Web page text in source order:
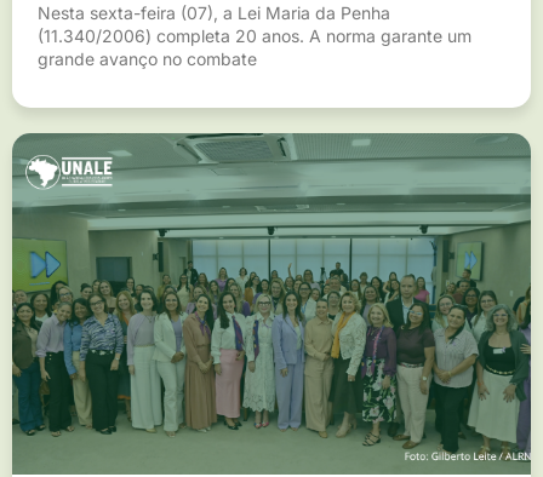
Nesta sexta-feira (07), a Lei Maria da Penha
(11.340/2006) completa 20 anos. A norma garante um
grande avanço no combate